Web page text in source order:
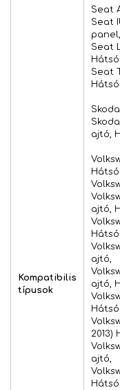
Kompatibilis
típusok
Seat
Seat
panel,
Seat
Seat
ajtó,
ajtó,
ajtó,
ajtó,
2013)
ajtó,